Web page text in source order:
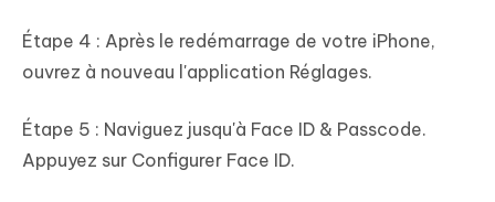
Étape 4 : Après le redémarrage de votre iPhone,
ouvrez à nouveau l'application Réglages.
Étape 5 : Naviguez jusqu'à Face ID & Passcode.
Appuyez sur Configurer Face ID.